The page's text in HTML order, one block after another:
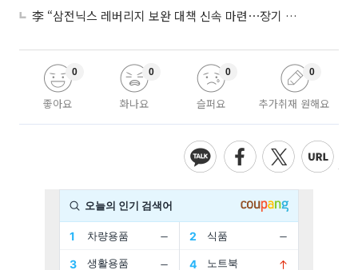
李 “삼전닉스 레버리지 보완 대책 신속 마련⋯장기 채무 과감히 탕감”
좋아요
0
화나요
0
슬퍼요
0
추가취재 원해요
0